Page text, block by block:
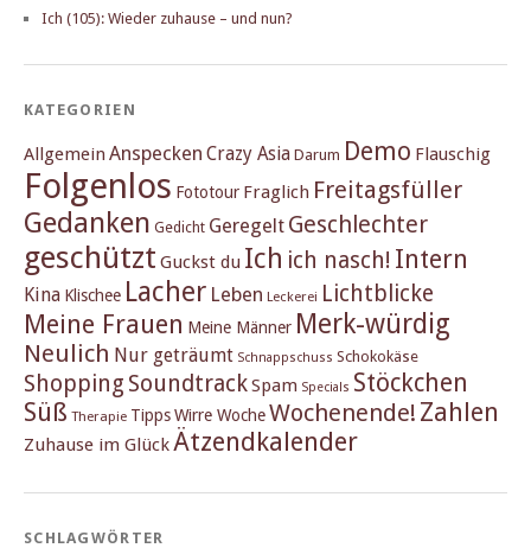
Ich (105): Wieder zuhause – und nun?
KATEGORIEN
Allgemein Anspecken Crazy Asia Darum Demo Flauschig
Folgenlos Fototour Fraglich Freitagsfüller
Gedanken Gedicht Geregelt Geschlechter
geschützt Guckst du Ich ich nasch! Intern
Kina Klischee Lacher Leben Leckerei Lichtblicke
Meine Frauen Meine Männer Merk-würdig
Neulich Nur geträumt Schnappschuss Schokokäse
Shopping SoundtrackSpam Specials Stöckchen
Süß Therapie TippsWirre WocheWochenende! Zahlen
Zuhause im Glück Ätzendkalender
SCHLAGWÖRTER